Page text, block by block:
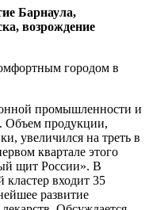
Барнаула,
возрождение
городом в
промышленности и
Объем продукции,
увеличился на треть в
квартале этого
щит России». В
входит 35
развитие